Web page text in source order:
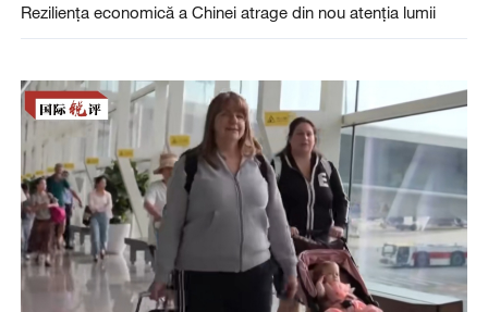
Reziliența economică a Chinei atrage din nou atenția lumii